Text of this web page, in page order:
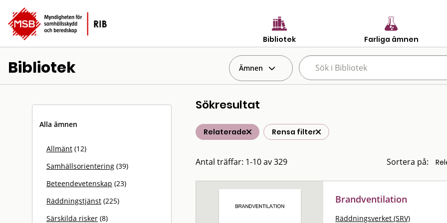
Bibliotek Farliga ämnen
Bibliotek Ämnen
Alla ämnen
Allmänt (12)
Samhällsorientering (39)
Beteendevetenskap (23)
Räddningstjänst (225)
Särskilda risker (8)
Sökresultat
Relaterade Rensa filter
Antal träffar: 1-10 av 329 Sortera på:
Brandventilation
Räddningsverket (SRV)